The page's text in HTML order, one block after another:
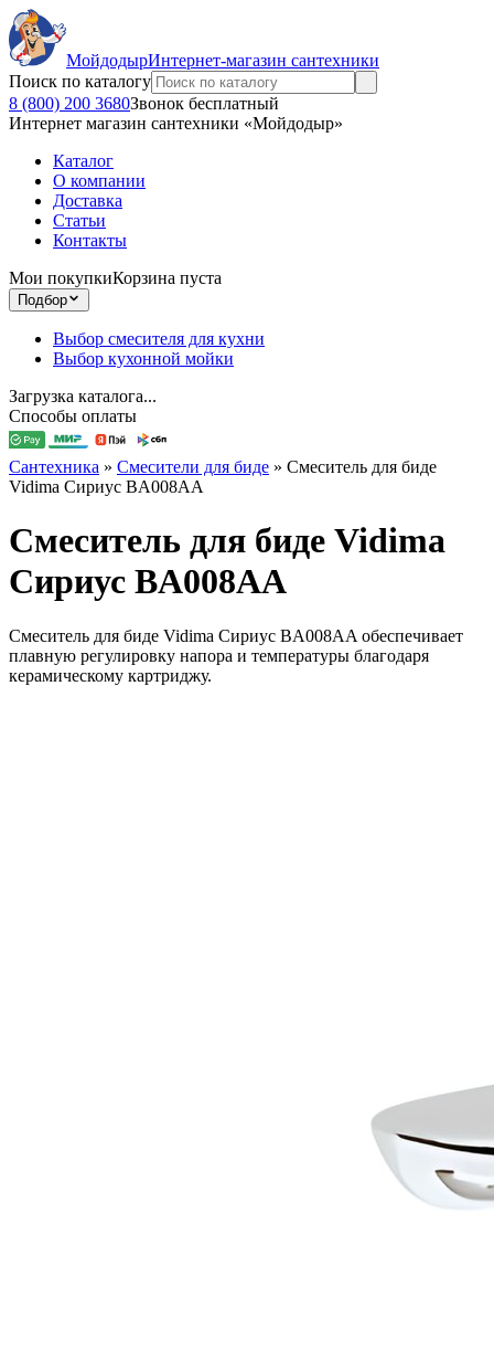
МойдодырИнтернет-магазин сантехники
Поиск по каталогу
8 (800) 200 3680Звонок бесплатный
Интернет магазин сантехники «Мойдодыр»
Каталог
О компании
Доставка
Статьи
Контакты
Мои покупкиКорзина пуста
Подбор
Выбор смесителя для кухни
Выбор кухонной мойки
Загрузка каталога...
Способы оплаты
Сантехника » Смесители для биде » Смеситель для биде
Vidima Сириус BA008AA
Смеситель для биде Vidima
Сириус BA008AA
Смеситель для биде Vidima Сириус BA008AA обеспечивает
плавную регулировку напора и температуры благодаря
керамическому картриджу.